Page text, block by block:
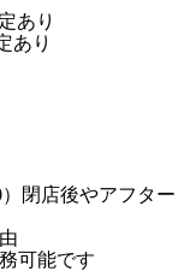
あり
あり
閉店後やアフター
可能です